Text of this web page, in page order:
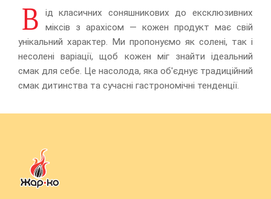
В
ід класичних соняшникових до ексклюзивних
міксів з арахісом — кожен продукт має свій
унікальний характер. Ми пропонуємо як солені, так і
несолені варіації, щоб кожен міг знайти ідеальний
смак для себе. Це насолода, яка об'єднує традиційний
смак дитинства та сучасні гастрономічні тенденції.